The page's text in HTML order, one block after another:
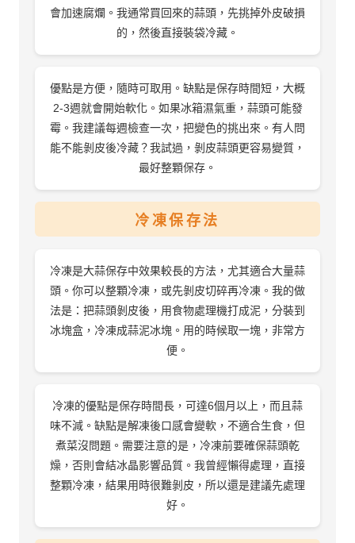
會加速腐爛。我通常買回來的蒜頭，先挑掉外皮破損
的，然後直接裝袋冷藏。
優點是方便，隨時可取用。缺點是保存時間短，大概
2-3週就會開始軟化。如果冰箱濕氣重，蒜頭可能發
霉。我建議每週檢查一次，把變色的挑出來。有人問
能不能剝皮後冷藏？我試過，剝皮蒜頭更容易變質，
最好整顆保存。
冷凍保存法
冷凍是大蒜保存中效果較長的方法，尤其適合大量蒜
頭。你可以整顆冷凍，或先剝皮切碎再冷凍。我的做
法是：把蒜頭剝皮後，用食物處理機打成泥，分裝到
冰塊盒，冷凍成蒜泥冰塊。用的時候取一塊，非常方
便。
冷凍的優點是保存時間長，可達6個月以上，而且蒜
味不減。缺點是解凍後口感會變軟，不適合生食，但
煮菜沒問題。需要注意的是，冷凍前要確保蒜頭乾
燥，否則會結冰晶影響品質。我曾經懶得處理，直接
整顆冷凍，結果用時很難剝皮，所以還是建議先處理
好。